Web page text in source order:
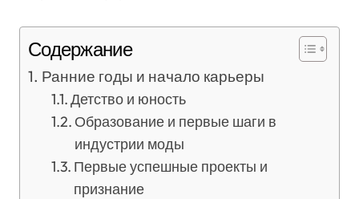
Содержание
Ранние годы и начало карьеры
Детство и юность
Образование и первые шаги в
индустрии моды
Первые успешные проекты и
признание